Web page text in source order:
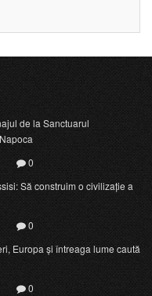
de la Sanctuarul
0
Să construim o civilizație a
0
Europa și întreaga lume caută
0